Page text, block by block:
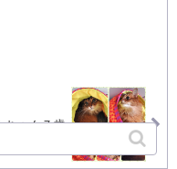
ちゃん７歳